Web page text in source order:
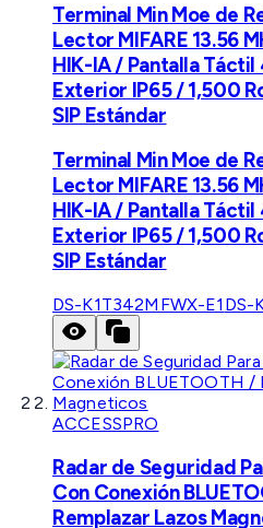
Terminal Min Moe de
Lector MIFARE 13.56
HIK-IA / Pantalla Táctil
Exterior IP65 / 1,500
SIP Estándar
Terminal Min Moe de
Lector MIFARE 13.56
HIK-IA / Pantalla Táctil
Exterior IP65 / 1,500
SIP Estándar
DS-K1T342MFWX-E1 DS-
ACCESSPRO
Radar de Seguridad
Con Conexión
Remplazar Lazos